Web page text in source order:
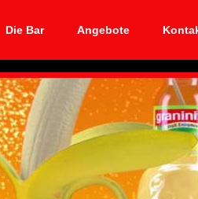
Die Bar Angebote